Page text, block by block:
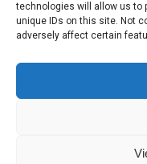
technologies will allow us to
unique IDs on this site. Not
adversely affect certain